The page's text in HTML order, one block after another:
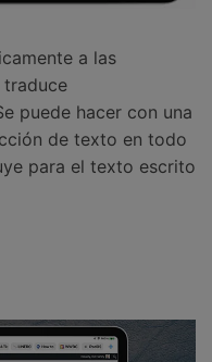
a las
traduce
puede hacer con una
de texto en todo
para el texto escrito